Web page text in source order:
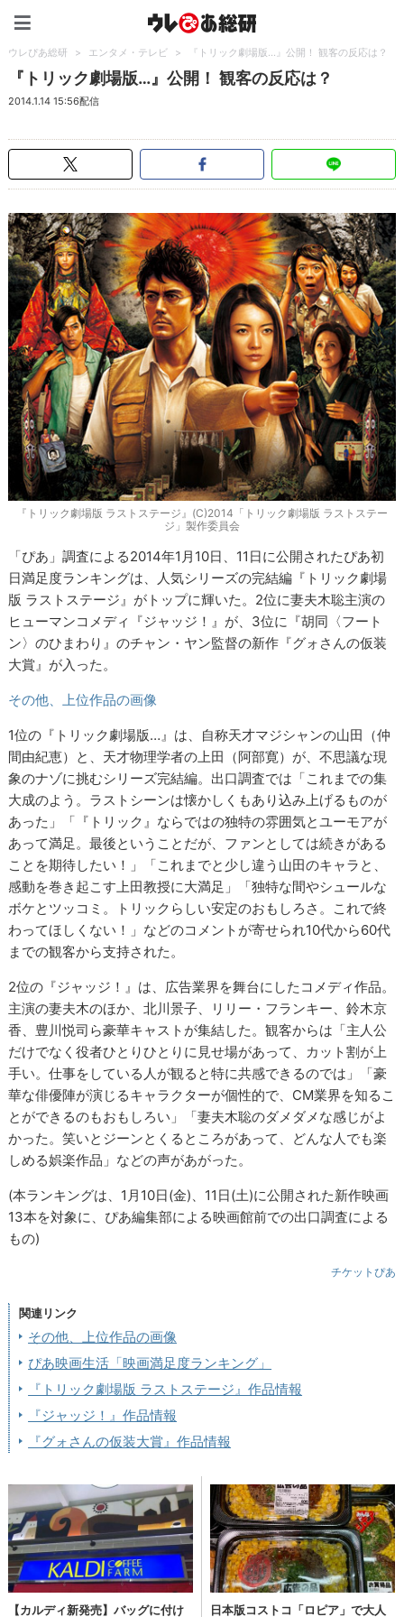
ウレぴあ総研 > エンタメ・テレビ > 『トリック劇場版…』公開！ 観客の反応は？
『トリック劇場版…』公開！ 観客の反応は？
2014.1.14 15:56配信
『トリック劇場版 ラストステージ』(C)2014「トリック劇場版 ラストステー
ジ」製作委員会
「ぴあ」調査による2014年1月10日、11日に公開されたぴあ初
日満足度ランキングは、人気シリーズの完結編『トリック劇場
版 ラストステージ』がトップに輝いた。2位に妻夫木聡主演の
ヒューマンコメディ『ジャッジ！』が、3位に『胡同〈フート
ン〉のひまわり』のチャン・ヤン監督の新作『グォさんの仮装
大賞』が入った。
その他、上位作品の画像
1位の『トリック劇場版…』は、自称天才マジシャンの山田（仲
間由紀恵）と、天才物理学者の上田（阿部寛）が、不思議な現
象のナゾに挑むシリーズ完結編。出口調査では「これまでの集
大成のよう。ラストシーンは懐かしくもあり込み上げるものが
あった」「『トリック』ならではの独特の雰囲気とユーモアが
あって満足。最後ということだが、ファンとしては続きがある
ことを期待したい！」「これまでと少し違う山田のキャラと、
感動を巻き起こす上田教授に大満足」「独特な間やシュールな
ボケとツッコミ。トリックらしい安定のおもしろさ。これで終
わってほしくない！」などのコメントが寄せられ10代から60代
までの観客から支持された。
2位の『ジャッジ！』は、広告業界を舞台にしたコメディ作品。
主演の妻夫木のほか、北川景子、リリー・フランキー、鈴木京
香、豊川悦司ら豪華キャストが集結した。観客からは「主人公
だけでなく役者ひとりひとりに見せ場があって、カット割が上
手い。仕事をしている人が観ると特に共感できるのでは」「豪
華な俳優陣が演じるキャラクターが個性的で、CM業界を知るこ
とができるのもおもしろい」「妻夫木聡のダメダメな感じがよ
かった。笑いとジーンとくるところがあって、どんな人でも楽
しめる娯楽作品」などの声があがった。
(本ランキングは、1月10日(金)、11日(土)に公開された新作映画
13本を対象に、ぴあ編集部による映画館前での出口調査による
もの)
チケットぴあ
関連リンク
その他、上位作品の画像
ぴあ映画生活「映画満足度ランキング」
『トリック劇場版 ラストステージ』作品情報
『ジャッジ！』作品情報
『グォさんの仮装大賞』作品情報